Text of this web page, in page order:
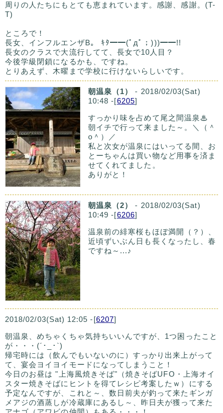
周りの人たちにもとても恵まれています。感謝、感謝。(T-
T)
ところで！
長女、インフルエンザB。 ｷﾀ━━(ﾟдﾟ；)))━━!!
長女のクラスで大流行してて、長女で10人目？
今後学級閉鎖になるかも、ですね。
とりあえず、木曜まで学校に行けないらしいです。
朝温泉（1）
- 2018/02/03(Sat)
10:48 -[6205]
すっかり味を占めて尾之間温泉♨
朝イチで行って来ました～。＼（＾
o＾）／
私と次女が温泉にはいってる間、お
とーちゃんは買い物など用事を済ま
せてくれてました。
ありがと！
朝温泉（2）
- 2018/02/03(Sat)
10:49 -[6206]
温泉前の緋寒桜もほぼ満開（？）、
近頃ずいぶん日も長くなったし、春
ですね～...♪
2018/02/03(Sat) 12:05 -[6207]
朝温泉、めちゃくちゃ気持ちいいんですが、1つ困ったこと
が・・・(´･_･`)
帰宅時には（飲んでもいないのに）すっかり出来上がって
て、宴会ヨイヨイモードになってしまうこと！
今日のお昼は "上海風焼きそば"（焼きそばUFO・上海オイ
スター焼きそばにヒントを得てレシピ考案したｗ）にする
予定なんですが、これと～、数日前夫が釣って来たギンガ
メアジの酒蒸しが冷蔵庫にあるし～、昨日夫が獲って来た